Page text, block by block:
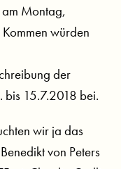
Montag,
würden
der
bis 15.7.2018 bei.
wir ja das
von Peters